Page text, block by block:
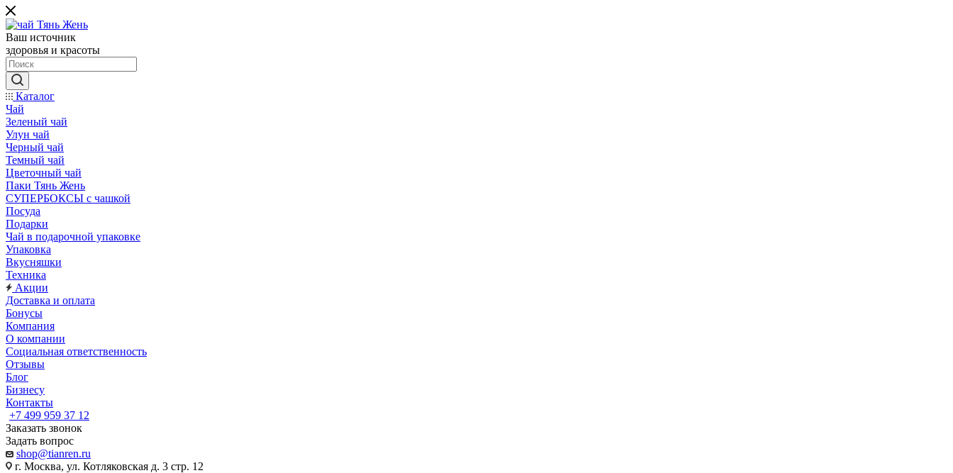
Ваш источник
здоровья и красоты
Каталог
Чай
Зеленый чай
Улун чай
Черный чай
Темный чай
Цветочный чай
Паки Тянь Жень
СУПЕРБОКСЫ с чашкой
Посуда
Подарки
Чай в подарочной упаковке
Упаковка
Вкусняшки
Техника
Акции
Доставка и оплата
Бонусы
Компания
О компании
Социальная ответственность
Отзывы
Блог
Бизнесу
Контакты
+7 499 959 37 12
Заказать звонок
Задать вопрос
shop@tianren.ru
г. Москва, ул. Котляковская д. 3 стр. 12